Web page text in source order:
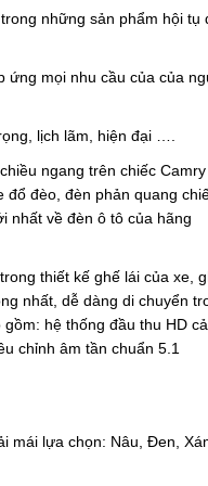
những sản phẩm hội tụ
ứng mọi nhu cầu của của
lịch lãm, hiện đại ….
ngang trên chiếc
đổ đèo, đèn phản quang
nhất về đèn ô tô của hãng
thiết kế ghế lái của xe,
nhất, dễ dàng di chuyển
hệ thống đầu thu HD
chỉnh âm tần chuẩn 5.1
mái lựa chọn: Nâu, Đen,